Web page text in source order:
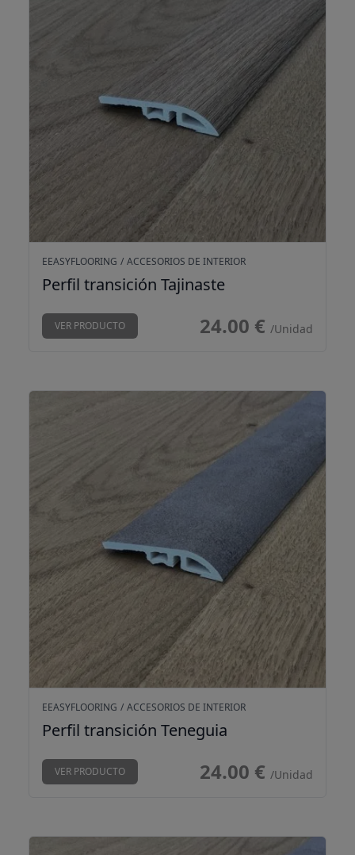
EEASYFLOORING / ACCESORIOS DE INTERIOR
Perfil transición Tajinaste
VER PRODUCTO 24.00 € /Unidad
EEASYFLOORING / ACCESORIOS DE INTERIOR
Perfil transición Teneguia
VER PRODUCTO 24.00 € /Unidad